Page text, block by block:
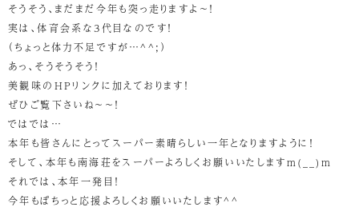
そうそう、まだまだ今年も突っ走りますよ～！
実は、体育会系な3代目なのです！
（ちょっと体力不足ですが…^^;）
あっ、そうそうそう！
美観味のHPリンクに加えております！
ぜひご覧下さいね～～！
ではでは…
本年も皆さんにとってスーパー素晴らしい一年となりますように！
そして、本年も南海荘をスーパーよろしくお願いいたしますm(__)m
それでは、本年一発目！
今年もぽちっと応援よろしくお願いいたします^^